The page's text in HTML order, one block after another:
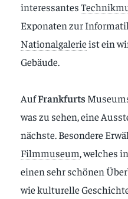
interessantes
Exponaten zur
Nationalgalerieist ein
Gebäude.
AufFrankfurts
was zu sehen, eine
nächste. Besondere
Filmmuseum, welches
einen sehr schönen
wie kulturelle